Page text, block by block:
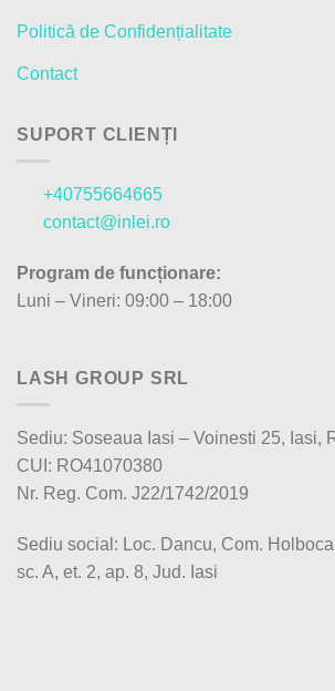
Politică de Confidențialitate
Contact
SUPORT CLIENȚI
+40755664665
contact@inlei.ro
Program de funcționare:
Luni – Vineri: 09:00 – 18:00
LASH GROUP SRL
Sediu: Soseaua Iasi – Voinesti 25, Iasi,
CUI: RO41070380
Nr. Reg. Com. J22/1742/2019
Sediu social: Loc. Dancu, Com.
sc. A, et. 2, ap. 8, Jud. Iasi